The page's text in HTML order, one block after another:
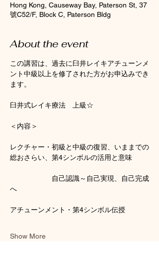
Hong Kong, Causeway Bay, Paterson St, 37
號C52/F, Block C, Paterson Bldg
About the event
この講習は、過去に臼井レイキアチューンメ
ント中級以上を修了された方がお申込みでき
ます。
臼井式レイキ療法　上級☆
＜内容＞
レクチャー・初級と中級の復習、いままでの
総おさらい、第4シンボルの活用と意味
自己認識～自己実現、自己完成
へ
アチューンメント・第4シンボル伝授
Show More